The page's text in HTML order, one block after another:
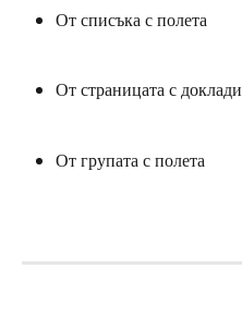
От списъка с полета
От страницата с
От групата с полета